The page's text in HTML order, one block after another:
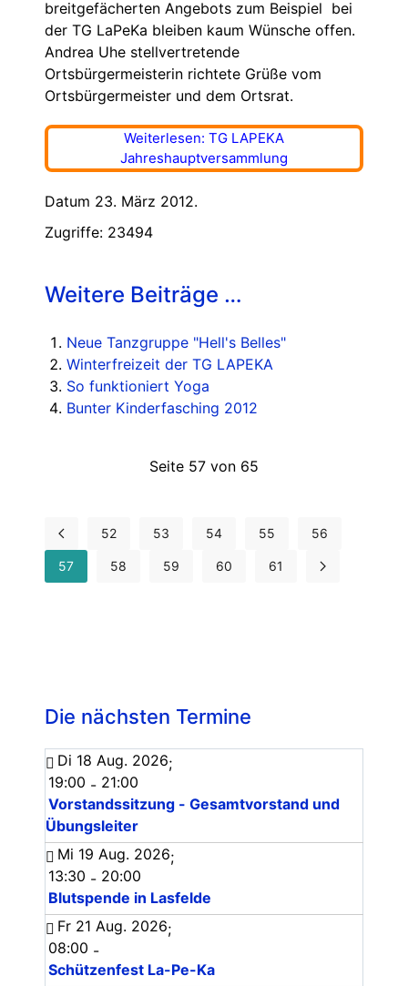
breitgefächerten Angebots zum Beispiel bei
der TG LaPeKa bleiben kaum Wünsche offen.
Andrea Uhe stellvertretende
Ortsbürgermeisterin richtete Grüße vom
Ortsbürgermeister und dem Ortsrat.
Weiterlesen: TG LAPEKA
Jahreshauptversammlung
Datum 23. März 2012.
Zugriffe: 23494
Weitere Beiträge …
Neue Tanzgruppe "Hell's Belles"
Winterfreizeit der TG LAPEKA
So funktioniert Yoga
Bunter Kinderfasching 2012
Seite 57 von 65
52 53 54 55 56
57 58 59 60 61
Die nächsten Termine
Di 18 Aug. 2026;
19:00 - 21:00
Vorstandssitzung - Gesamtvorstand und
Übungsleiter
Mi 19 Aug. 2026;
13:30 - 20:00
Blutspende in Lasfelde
Fr 21 Aug. 2026;
08:00 -
Schützenfest La-Pe-Ka